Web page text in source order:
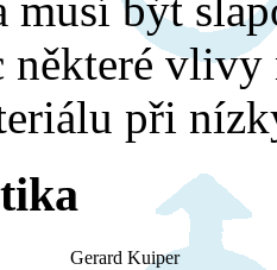
vlivy
při
Gerard Kuiper